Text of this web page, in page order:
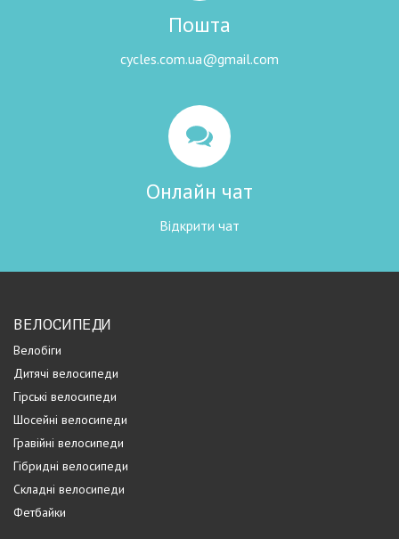
Пошта
cycles.com.ua@gmail.com
Онлайн чат
Відкрити чат
ВЕЛОСИПЕДИ
Велобіги
Дитячі велосипеди
Гірські велосипеди
Шосейні велосипеди
Гравійні велосипеди
Гібридні велосипеди
Складні велосипеди
Фетбайки